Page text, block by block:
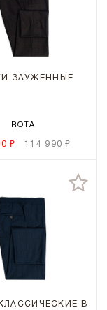
ЗАУЖЕННЫЕ
ROTA
₽ 114 990 ₽
В